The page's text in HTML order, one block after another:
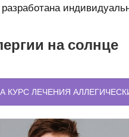
на солнце
КУРС ЛЕЧЕНИЯ